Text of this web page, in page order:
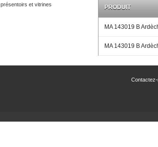
présentoirs et vitrines PRODUIT
MA 143019 B
MA 143019 B